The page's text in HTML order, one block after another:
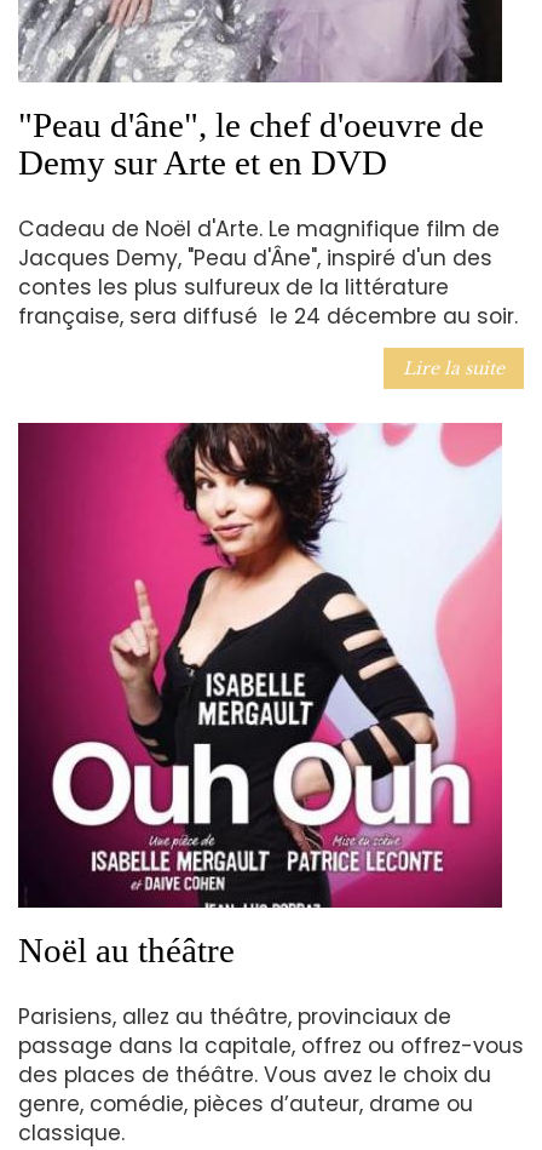
"Peau d'âne", le chef d'oeuvre de
Demy sur Arte et en DVD
Cadeau de Noël d'Arte. Le magnifique film de
Jacques Demy, "Peau d'Âne", inspiré d'un des
contes les plus sulfureux de la littérature
française, sera diffusé le 24 décembre au soir.
Lire la suite
Noël au théâtre
Parisiens, allez au théâtre, provinciaux de
passage dans la capitale, offrez ou offrez-vous
des places de théâtre. Vous avez le choix du
genre, comédie, pièces d’auteur, drame ou
classique.